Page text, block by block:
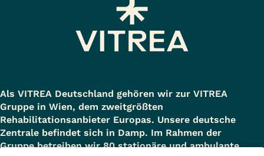
Als VITREA Deutschland gehören wir zur VITREA
Gruppe in Wien, dem zweitgrößten
Rehabilitationsanbieter Europas. Unsere deutsche
Zentrale befindet sich in Damp. Im Rahmen der
Gruppe betreiben wir 80 stationäre und ambulante